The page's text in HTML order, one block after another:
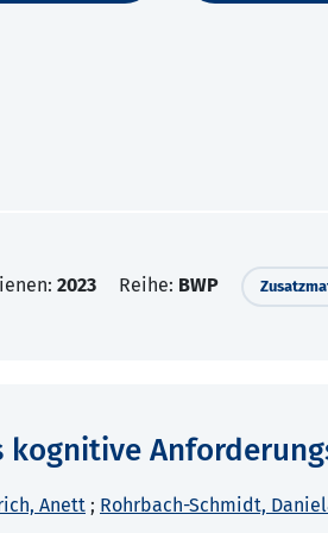
2023 Reihe: BWP
kognitive
Anett ; Rohrbach-Schmidt,